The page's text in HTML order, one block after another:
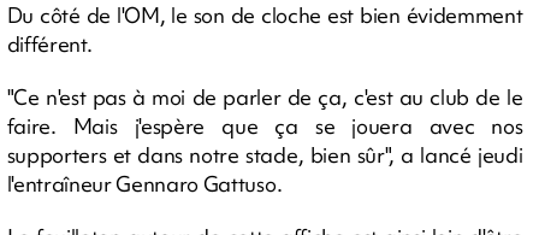
Du côté de l'OM, le son de cloche est bien évidemment
différent.
"Ce n'est pas à moi de parler de ça, c'est au club de le
faire. Mais j'espère que ça se jouera avec nos
supporters et dans notre stade, bien sûr", a lancé jeudi
l'entraîneur Gennaro Gattuso.